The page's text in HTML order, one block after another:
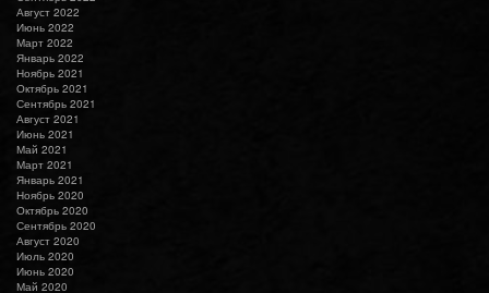
Август 2022
Июнь 2022
Март 2022
Январь 2022
Ноябрь 2021
Октябрь 2021
Сентябрь 2021
Август 2021
Июнь 2021
Май 2021
Март 2021
Январь 2021
Ноябрь 2020
Октябрь 2020
Сентябрь 2020
Август 2020
Июль 2020
Июнь 2020
Май 2020